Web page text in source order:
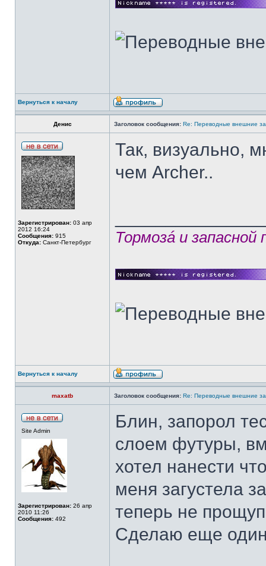
Вернуться к началу
Денис Заголовок сообщения: Re: Переводные внешние
Зарегистрирован: 03 апр
2012 16:24
Сообщения: 915
Откуда: Санкт-Петербург
Так, визуально,
чем Archer..
Тормозá и
Вернуться к началу
maxatb Заголовок сообщения: Re: Переводные внешние
Site Admin
Зарегистрирован: 26 апр
2010 11:26
Сообщения: 492
Блин, запорол
слоем футуры,
хотел нанести
меня загустела
теперь не
Сделаю еще